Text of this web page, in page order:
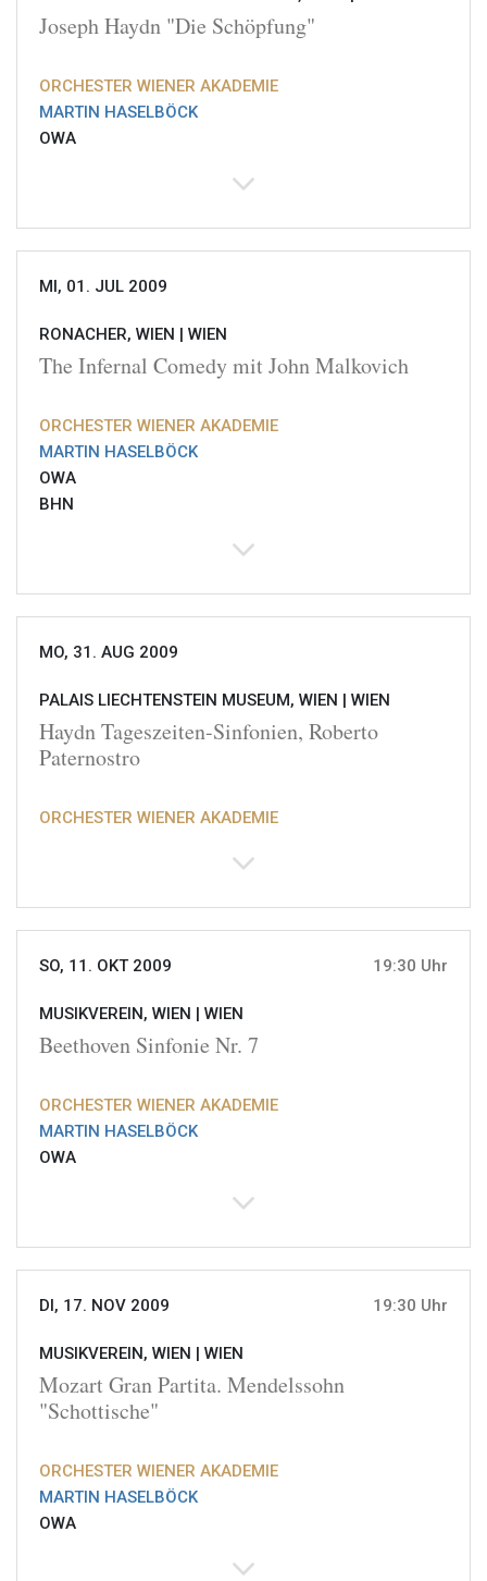
Joseph Haydn "Die Schöpfung"
ORCHESTER WIENER AKADEMIE
MARTIN HASELBÖCK
OWA
MI, 01. JUL 2009
RONACHER, WIEN | WIEN
The Infernal Comedy mit John Malkovich
ORCHESTER WIENER AKADEMIE
MARTIN HASELBÖCK
OWA
BHN
MO, 31. AUG 2009
PALAIS LIECHTENSTEIN MUSEUM, WIEN | WIEN
Haydn Tageszeiten-Sinfonien, Roberto
Paternostro
ORCHESTER WIENER AKADEMIE
SO, 11. OKT 2009 19:30 Uhr
MUSIKVEREIN, WIEN | WIEN
Beethoven Sinfonie Nr. 7
ORCHESTER WIENER AKADEMIE
MARTIN HASELBÖCK
OWA
DI, 17. NOV 2009 19:30 Uhr
MUSIKVEREIN, WIEN | WIEN
Mozart Gran Partita. Mendelssohn
"Schottische"
ORCHESTER WIENER AKADEMIE
MARTIN HASELBÖCK
OWA